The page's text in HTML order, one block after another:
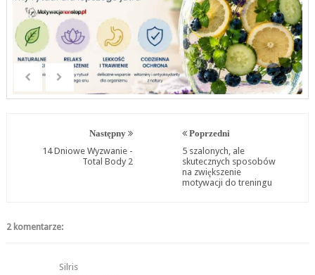
Następny
14 Dniowe Wyzwanie -
Total Body 2
Poprzedni
5 szalonych, ale
skutecznych sposobów
na zwiększenie
motywacji do treningu
2 komentarze:
Silris